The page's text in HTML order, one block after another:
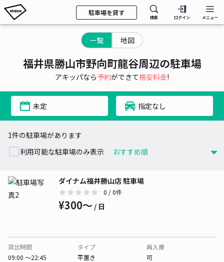
駐車場を貸す
検索 ログイン メニュー
一覧 地図
福井県勝山市野向町龍谷周辺の駐車場
アキッパなら予約ができて格安料金!
未定 指定なし
1件の駐車場があります
利用可能な駐車場のみ表示
ダイナム福井勝山店 駐車場
0 / 0件
¥300〜 / 日
貸出時間
09:00 〜22:45
タイプ
平置き
再入庫
可